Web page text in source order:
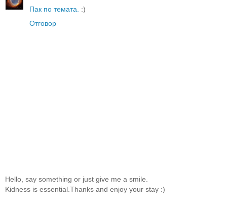
Пак по темата. :)
Отговор
Hello, say something or just give me a smile.
Kidness is essential.Thanks and enjoy your stay :)